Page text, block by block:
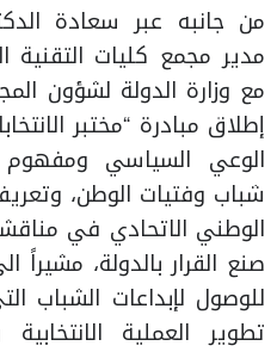
من جانبه عبر سعادة
مدير مجمع كليات التقنية
مع وزارة الدولة لشؤون
إطلاق مبادرة “مختبر
الوعي السياسي ومفهوم
شباب وفتيات الوطن،
الوطني الاتحادي في
صنع القرار بالدولة،
للوصول لإبداعات الشباب
تطوير العملية